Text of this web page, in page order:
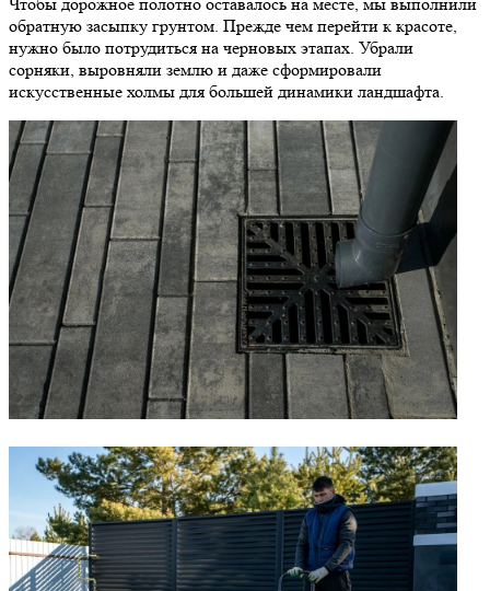
обратную засыпку грунтом. Прежде чем перейти к красоте,
нужно было потрудиться на черновых этапах. Убрали
сорняки, выровняли землю и даже сформировали
искусственные холмы для большей динамики ландшафта.